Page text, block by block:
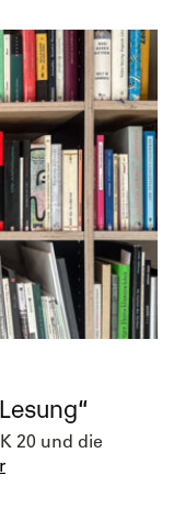
20 und die